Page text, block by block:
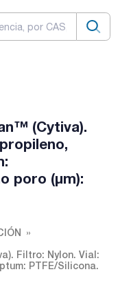
(Cytiva).
poro (µm):
Filtro: Nylon. Vial:
PTFE/Silicona.